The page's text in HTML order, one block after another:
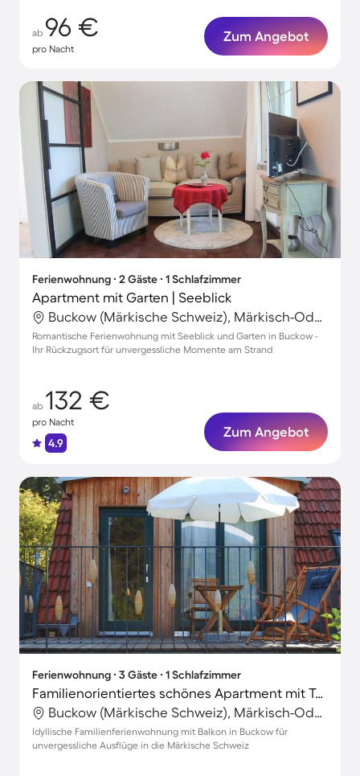
ab 96 €
pro Nacht
Zum Angebot
Ferienwohnung ∙ 2 Gäste ∙ 1 Schlafzimmer
Apartment mit Garten | Seeblick
Buckow (Märkische Schweiz), Märkisch-Oderland, Deutschland
Romantische Ferienwohnung mit Seeblick und Garten in Buckow -
Ihr Rückzugsort für unvergessliche Momente am Strand
ab 132 €
pro Nacht
4.9
Zum Angebot
Ferienwohnung ∙ 3 Gäste ∙ 1 Schlafzimmer
Familienorientiertes schönes Apartment mit Terrasse
Buckow (Märkische Schweiz), Märkisch-Oderland, Deutschland
Idyllische Familienferienwohnung mit Balkon in Buckow für
unvergessliche Ausflüge in die Märkische Schweiz